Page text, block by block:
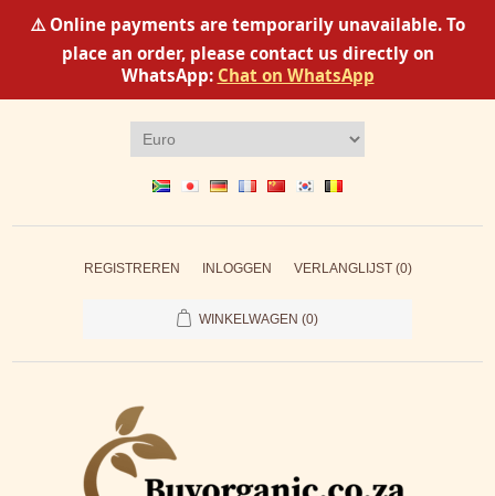
⚠️ Online payments are temporarily unavailable. To
place an order, please contact us directly on
WhatsApp: Chat on WhatsApp
REGISTREREN INLOGGEN VERLANGLIJST (0)
WINKELWAGEN (0)